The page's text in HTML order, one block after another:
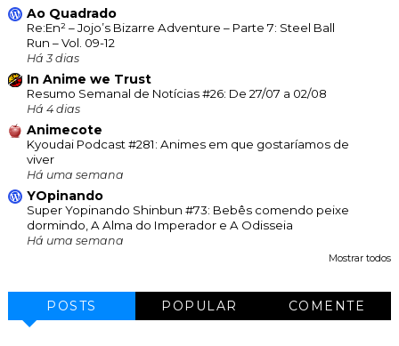
Ao Quadrado
Re:En² – Jojo’s Bizarre Adventure – Parte 7: Steel Ball
Run – Vol. 09-12
Há 3 dias
In Anime we Trust
Resumo Semanal de Notícias #26: De 27/07 a 02/08
Há 4 dias
Animecote
Kyoudai Podcast #281: Animes em que gostaríamos de
viver
Há uma semana
YOpinando
Super Yopinando Shinbun #73: Bebês comendo peixe
dormindo, A Alma do Imperador e A Odisseia
Há uma semana
Mostrar todos
POSTS POPULAR COMENTE